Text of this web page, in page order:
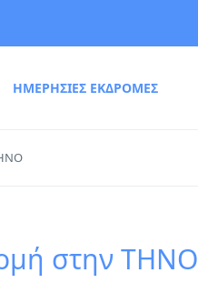
ΗΜΕΡΗΣΙΕΣ ΕΚΔΡΟΜΕΣ
στην ΤΗΝΟ